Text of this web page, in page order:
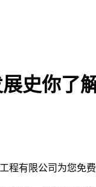
史你了
程有限公司为您免